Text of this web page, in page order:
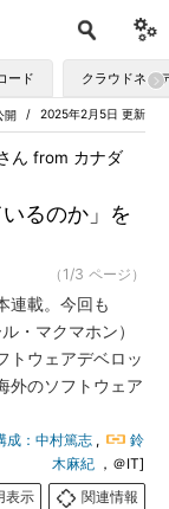
ード クラウドネイ
2025年2月5日 更新
開
るのか」を
ん from カナダ
（1/3 ページ）
連載。今回も
・マクマホン）
トウェアデベロッ
外のソフトウェア
成：中村篤志 ,
鈴
木麻紀 ，＠IT]
表示
関連情報